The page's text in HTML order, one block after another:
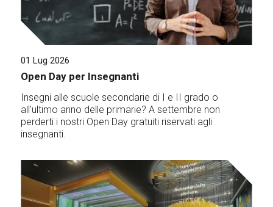
01 Lug 2026
Open Day per Insegnanti
Insegni alle scuole secondarie di I e II grado o
all'ultimo anno delle primarie? A settembre non
perderti i nostri Open Day gratuiti riservati agli
insegnanti.